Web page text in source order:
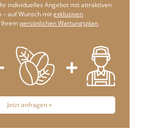
individuelles Angebot mit attraktiven
– auf Wunsch mitexklusiven
persönlichen Wartungsplan.
Jetzt anfragen »